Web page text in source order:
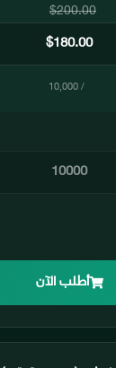
$200.00
/ 10,000
أطلب الآن